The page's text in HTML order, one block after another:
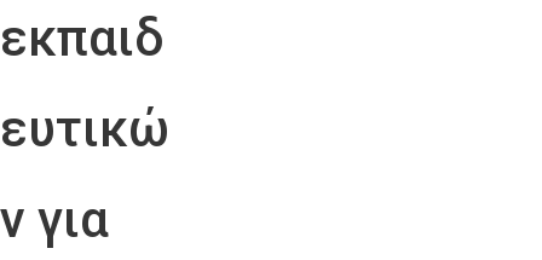
εκπαιδ
ευτικώ
ν για